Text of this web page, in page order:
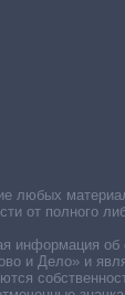
любых
от полного
информация об
и Дело» и